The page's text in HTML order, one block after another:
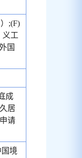
;(F)
义工
国
成
居
请
境